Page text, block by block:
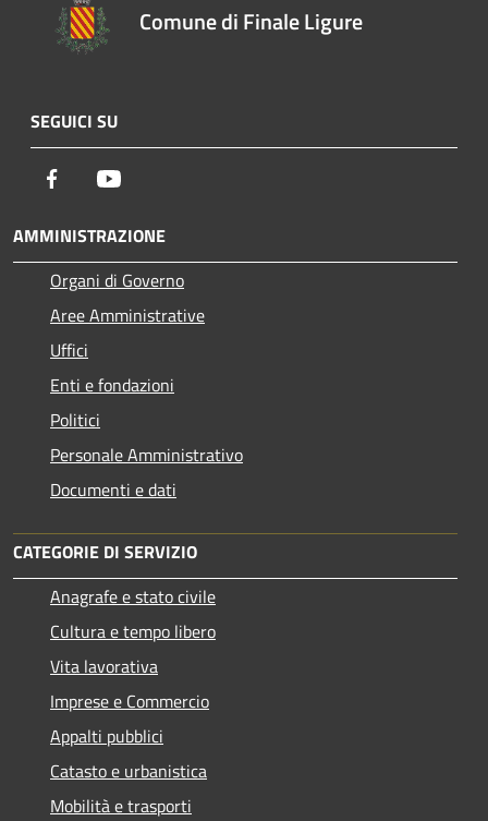
Comune di Finale Ligure
SEGUICI SU
Facebook
AMMINISTRAZIONE
Organi di Governo
Aree Amministrative
Uffici
Enti e fondazioni
Politici
Personale Amministrativo
Documenti e dati
CATEGORIE DI SERVIZIO
Anagrafe e stato civile
Cultura e tempo libero
Vita lavorativa
Imprese e Commercio
Appalti pubblici
Catasto e urbanistica
Mobilità e trasporti